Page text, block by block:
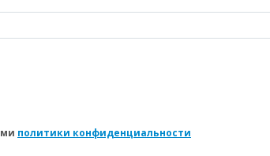
политики конфиденциальности